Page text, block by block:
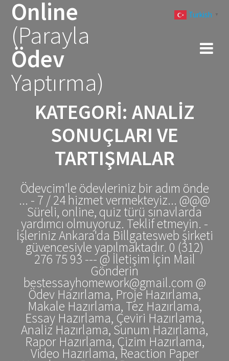
Online
(Parayla
Ödev
Yaptırma)
KATEGORI: ANALIZ
SONUÇLARI VE
TARTIŞMALAR
Ödevcim'le ödevleriniz bir adım önde
... - 7 / 24 hizmet vermekteyiz... @@@
Süreli, online, quiz türü sınavlarda
yardımcı olmuyoruz. Teklif etmeyin. -
İşleriniz Ankara'da Billgatesweb şirketi
güvencesiyle yapılmaktadır. 0 (312)
276 75 93 --- @ İletişim İçin Mail
Gönderin
bestessayhomework@gmail.com @
Ödev Hazırlama, Proje Hazırlama,
Makale Hazırlama, Tez Hazırlama,
Essay Hazırlama, Çeviri Hazırlama,
Analiz Hazırlama, Sunum Hazırlama,
Rapor Hazırlama, Çizim Hazırlama,
Video Hazırlama, Reaction Paper
Turkish ▼